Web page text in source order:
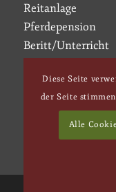
Reitanlage
Pferdepension
Beritt/Unterricht
Galerie
Kontakt
Diese Seite
der Seite
Alle